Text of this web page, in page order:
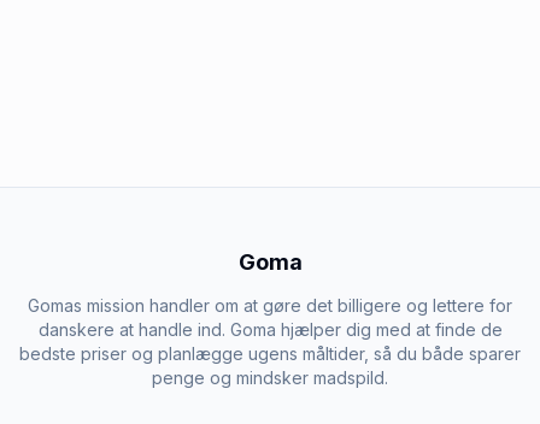
Goma
Gomas mission handler om at gøre det billigere og lettere for
danskere at handle ind. Goma hjælper dig med at finde de
bedste priser og planlægge ugens måltider, så du både sparer
penge og mindsker madspild.